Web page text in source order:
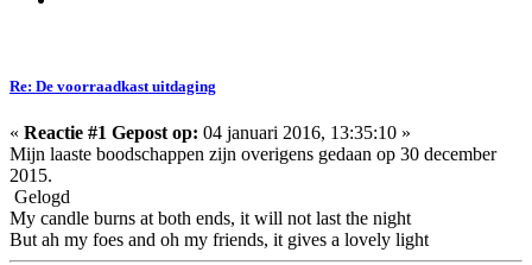
Re: De voorraadkast uitdaging
« Reactie #1 Gepost op: 04 januari 2016, 13:35:10 »
Mijn laaste boodschappen zijn overigens gedaan op 30 december
2015.
Gelogd
My candle burns at both ends, it will not last the night
But ah my foes and oh my friends, it gives a lovely light